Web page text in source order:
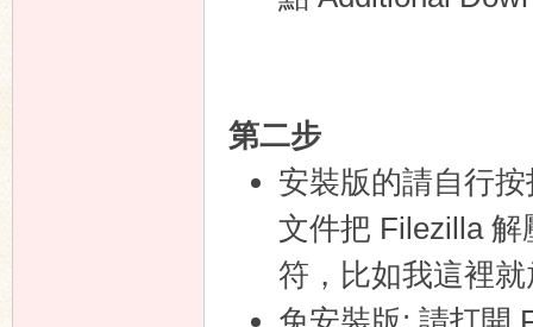
第二步
安裝版的請自行
文件把 Filezilla
符，比如我這裡